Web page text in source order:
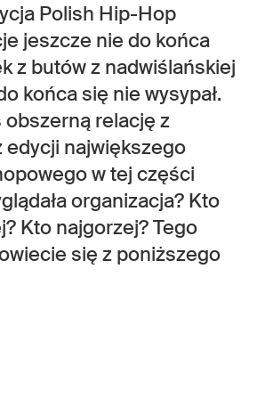
Polish Hip-Hop
jeszcze nie do końca
z butów z nadwiślańskiej
końca się nie wysypał.
obszerną relację z
edycji największego
w tej części
organizacja? Kto
Kto najgorzej? Tego
się z poniższego